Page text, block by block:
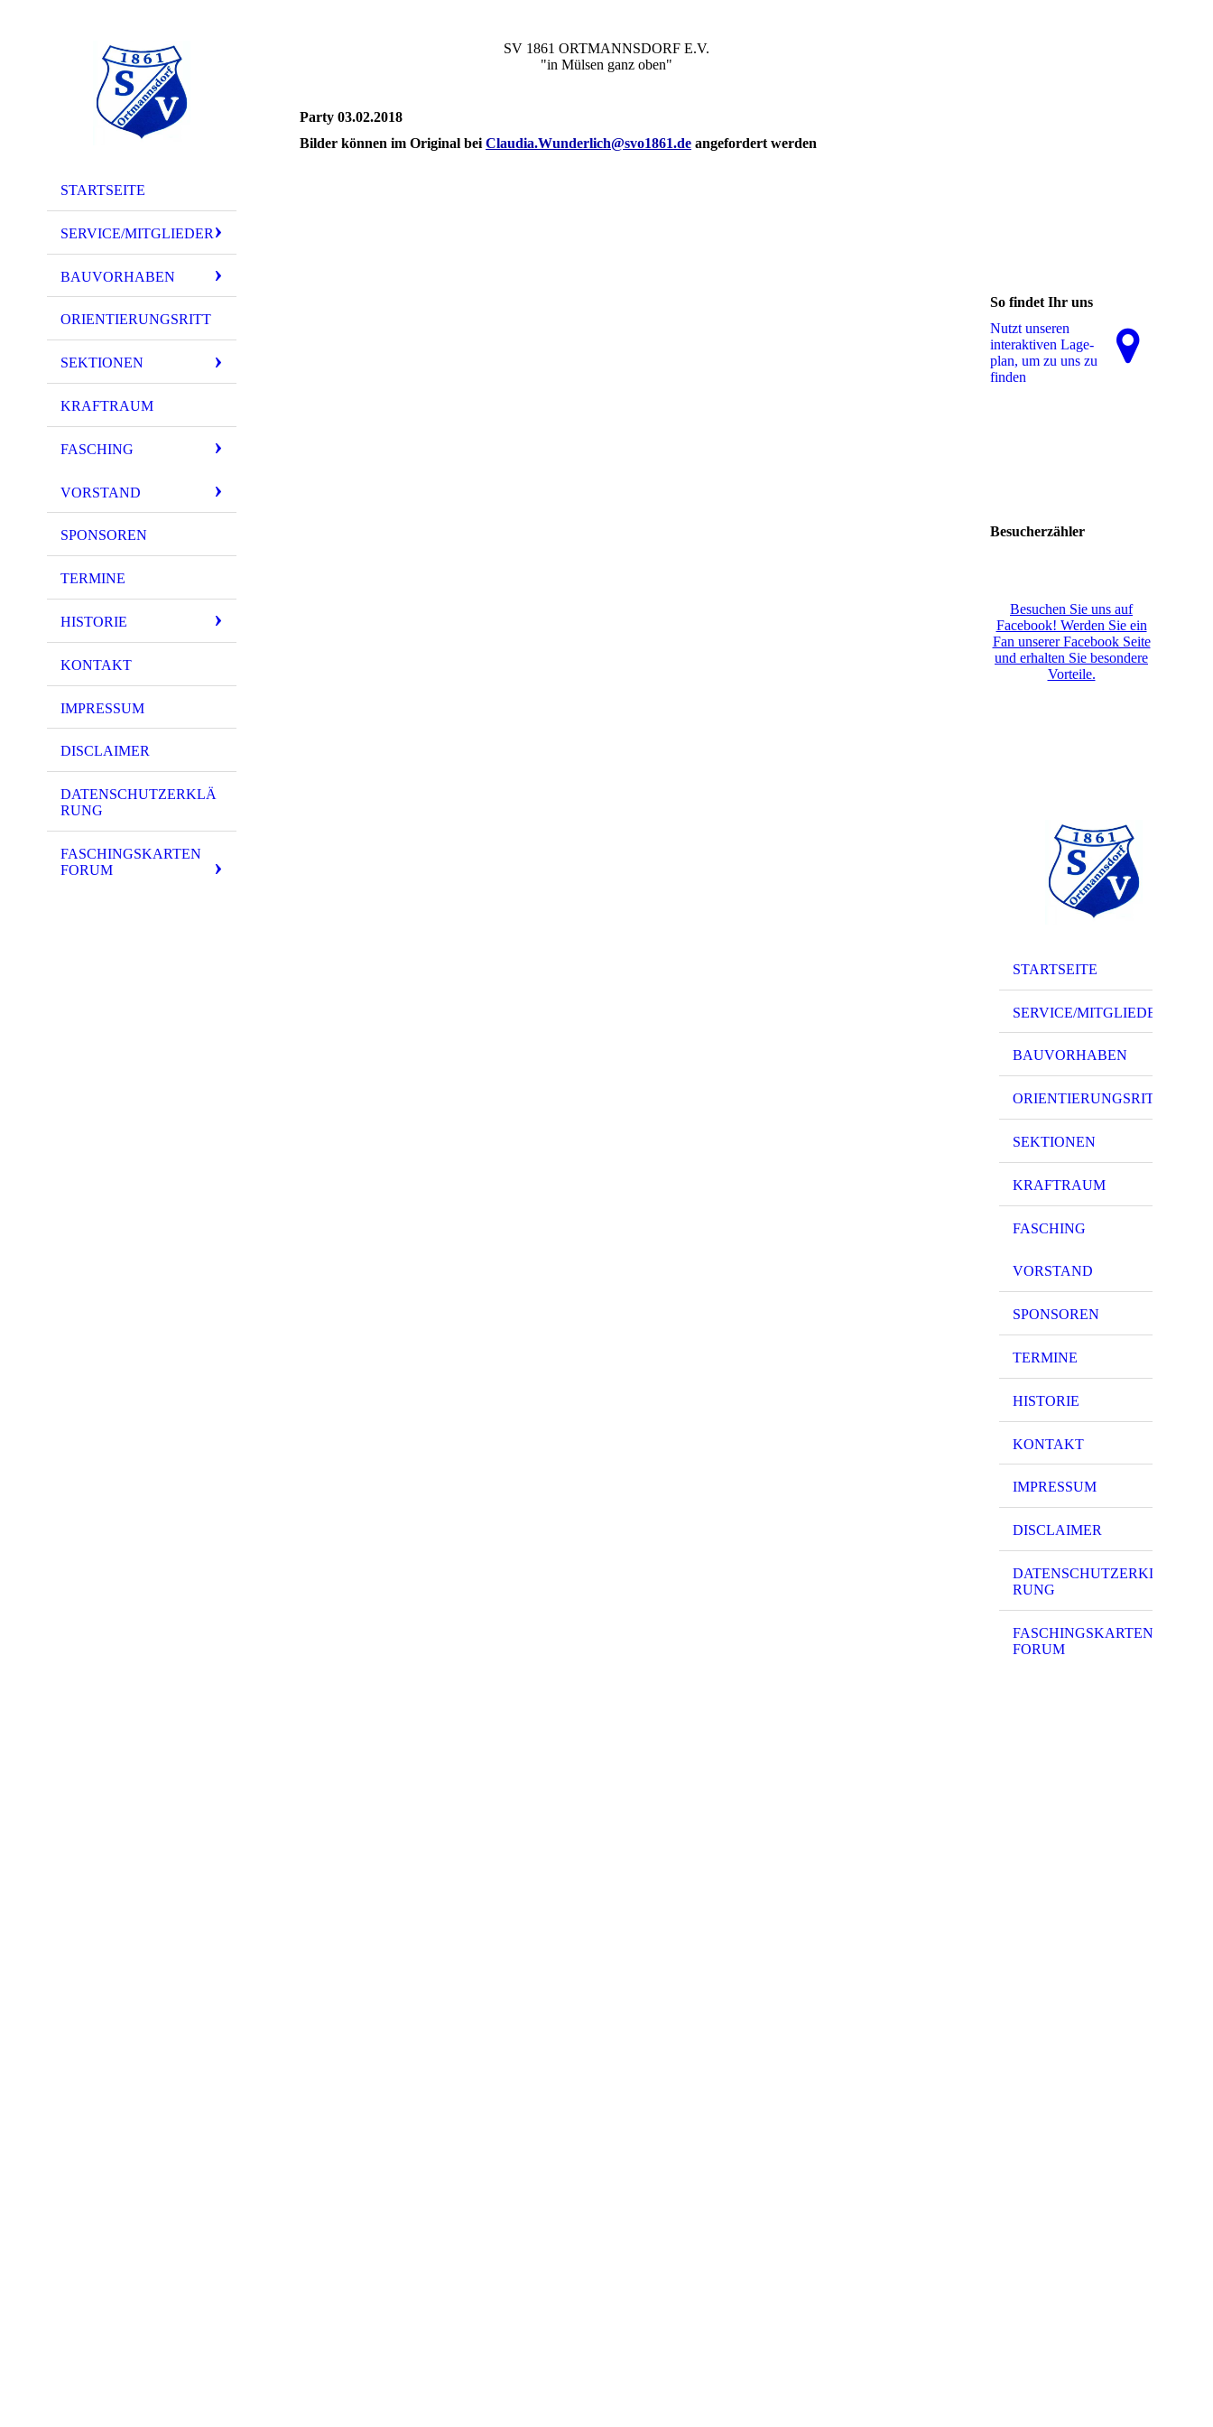
STARTSEITE
SERVICE/MITGLIEDER
BAUVORHABEN
ORIENTIERUNGSRITT
SEKTIONEN
KRAFTRAUM
FASCHING
VORSTAND
SPONSOREN
TERMINE
HISTORIE
KONTAKT
IMPRESSUM
DISCLAIMER
DATENSCHUTZERKLÄ
RUNG
FASCHINGSKARTEN
FORUM
SV 1861 ORTMANNSDORF E.V.
"in Mülsen ganz oben"
Party 03.02.2018
Bilder können im Original bei Claudia.Wunderlich@svo1861.de angefordert werden
So findet Ihr uns
Nutzt unseren
interaktiven La­ge­
plan, um zu uns zu
finden
Besucherzähler
Besuchen Sie uns auf
Facebook! Werden Sie ein
Fan unserer Facebook Seite
und erhalten Sie besondere
Vorteile.
STARTSEITE
SERVICE/MITGLIEDER
BAUVORHABEN
ORIENTIERUNGSRITT
SEKTIONEN
KRAFTRAUM
FASCHING
VORSTAND
SPONSOREN
TERMINE
HISTORIE
KONTAKT
IMPRESSUM
DISCLAIMER
DATENSCHUTZERKLÄ
RUNG
FASCHINGSKARTEN
FORUM